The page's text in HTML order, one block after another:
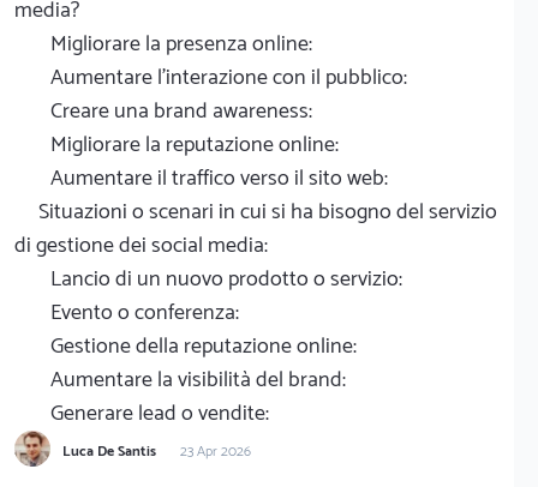
media?
Migliorare la presenza online:
Aumentare l'interazione con il pubblico:
Creare una brand awareness:
Migliorare la reputazione online:
Aumentare il traffico verso il sito web:
Situazioni o scenari in cui si ha bisogno del servizio
di gestione dei social media:
Lancio di un nuovo prodotto o servizio:
Evento o conferenza:
Gestione della reputazione online:
Aumentare la visibilità del brand:
Generare lead o vendite:
Luca De Santis 23 Apr 2026